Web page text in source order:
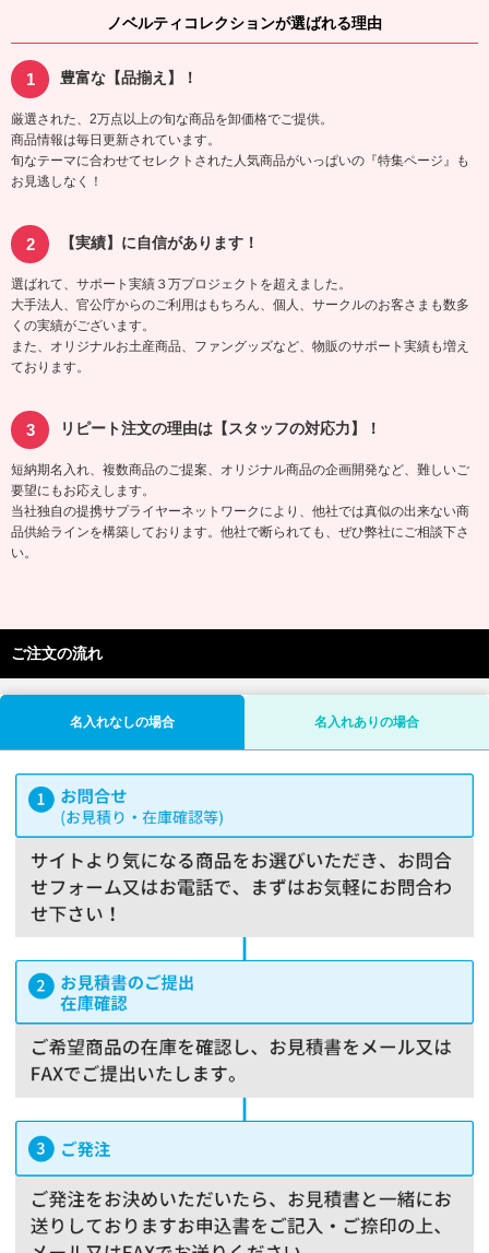
ノベルティコレクションが選ばれる理由
豊富な【品揃え】！
厳選された、2万点以上の旬な商品を卸価格でご提供。
商品情報は毎日更新されています。
旬なテーマに合わせてセレクトされた人気商品がいっぱいの『特集ページ』も
お見逃しなく！
【実績】に自信があります！
選ばれて、サポート実績３万プロジェクトを超えました。
大手法人、官公庁からのご利用はもちろん、個人、サークルのお客さまも数多
くの実績がございます。
また、オリジナルお土産商品、ファングッズなど、物販のサポート実績も増え
ております。
リピート注文の理由は【スタッフの対応力】！
短納期名入れ、複数商品のご提案、オリジナル商品の企画開発など、難しいご
要望にもお応えします。
当社独自の提携サプライヤーネットワークにより、他社では真似の出来ない商
品供給ラインを構築しております。他社で断られても、ぜひ弊社にご相談下さ
い。
ご注文の流れ
名入れなしの場合 名入れありの場合